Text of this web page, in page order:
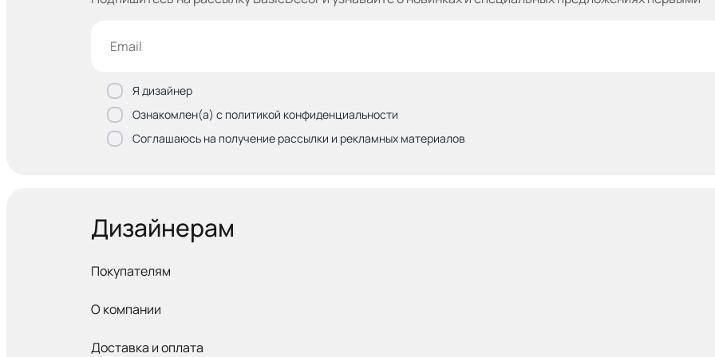
Я дизайнер
Ознакомлен(а) с политикой конфиденциальности
Соглашаюсь на получение рассылки и рекламных материалов
Дизайнерам
Покупателям
О компании
Доставка и оплата